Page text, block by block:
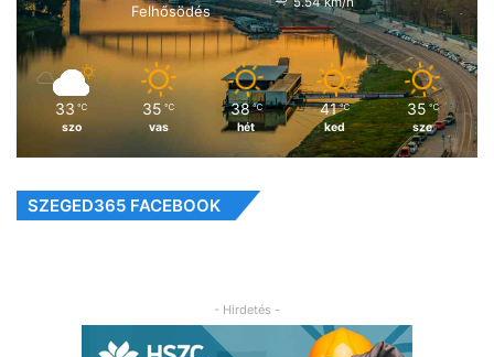
Felhősödés
33 ℃
szo
35 ℃
vas
38 ℃
hét
41 ℃
ked
35 ℃
sze
SZEGED365 FACEBOOK
- Hirdetés -